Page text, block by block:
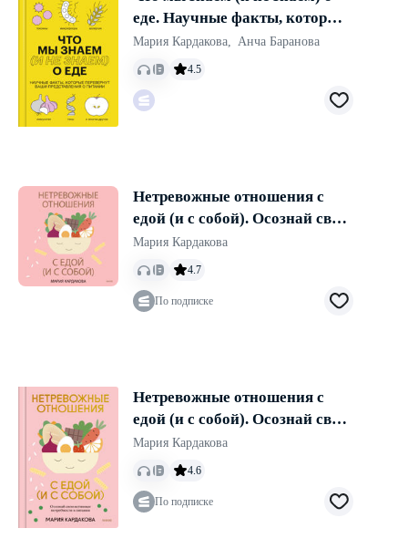
еде. Научные факты, которые
перевернут ваши
представления о питании
Мария Кардакова, Анча Баранова
4.5
Нетревожные отношения с
едой (и с собой). Осознай свои
истинные потребности в
питании
Мария Кардакова
4.7
По подписке
Нетревожные отношения с
едой (и с собой). Осознай свои
истинные потребности в
питании
Мария Кардакова
4.6
По подписке